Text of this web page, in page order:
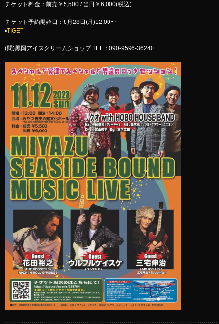
チケット料金：前売￥5,500 / 当日￥6,000(税込)
チケット予約開始日：8月28日(月)12:00〜
▪︎TIGET
(問)黒岡アイスクリームショップ TEL：090-9596-36240